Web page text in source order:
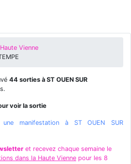
Haute Vienne
44 sorties à ST OUEN SUR
voir la sortie
manifestation à ST OUEN SUR
et recevez chaque semaine le
dans la Haute Vienne pour les 8